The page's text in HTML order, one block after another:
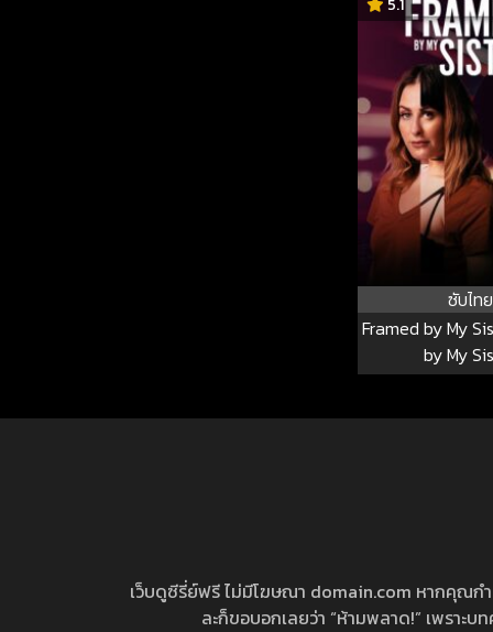
5.1
ซับไทย
Framed by My
by My
เว็บดูซีรี่ย์ฟรี ไม่มีโฆษณา domain.com หากคุณก
ละก็ขอบอกเลยว่า “ห้ามพลาด!” เพราะ